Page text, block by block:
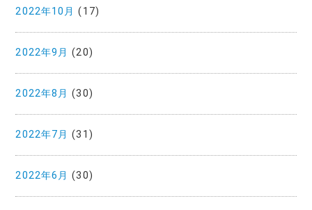
2022年10月 (17)
2022年9月 (20)
2022年8月 (30)
2022年7月 (31)
2022年6月 (30)